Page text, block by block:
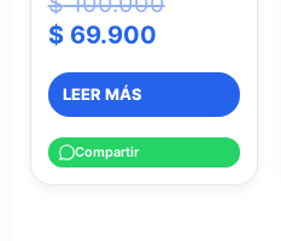
$69.900
LEER MÁS
Compartir